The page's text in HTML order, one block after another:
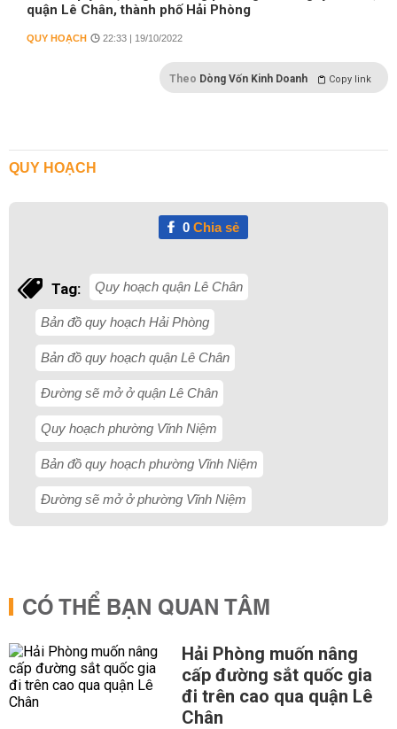
quận Lê Chân, thành phố Hải Phòng
QUY HOẠCH 22:33 | 19/10/2022
Theo Dòng Vốn Kinh Doanh Copy link
QUY HOẠCH
0Chia sẻ
Tag: Quy hoạch quận Lê Chân
Bản đồ quy hoạch Hải Phòng
Bản đồ quy hoạch quận Lê Chân
Đường sẽ mở ở quận Lê Chân
Quy hoạch phường Vĩnh Niệm
Bản đồ quy hoạch phường Vĩnh Niệm
Đường sẽ mở ở phường Vĩnh Niệm
CÓ THỂ BẠN QUAN TÂM
Hải Phòng muốn nâng
cấp đường sắt quốc gia
đi trên cao qua quận Lê
Chân